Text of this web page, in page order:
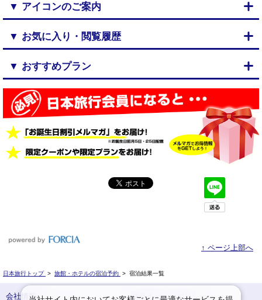
▼ アイコンのご案内
▼ お気に入り・閲覧履歴
▼ おすすめプラン
↑ ページ上部へ
日本旅行トップ > 旅館・ホテルの宿泊予約 > 宿泊結果一覧
会社情報 プライバシーポリシー